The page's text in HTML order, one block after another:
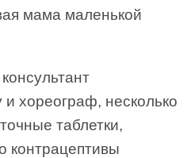
мама маленькой
хореограф, несколько
таблетки,
контрацептивы